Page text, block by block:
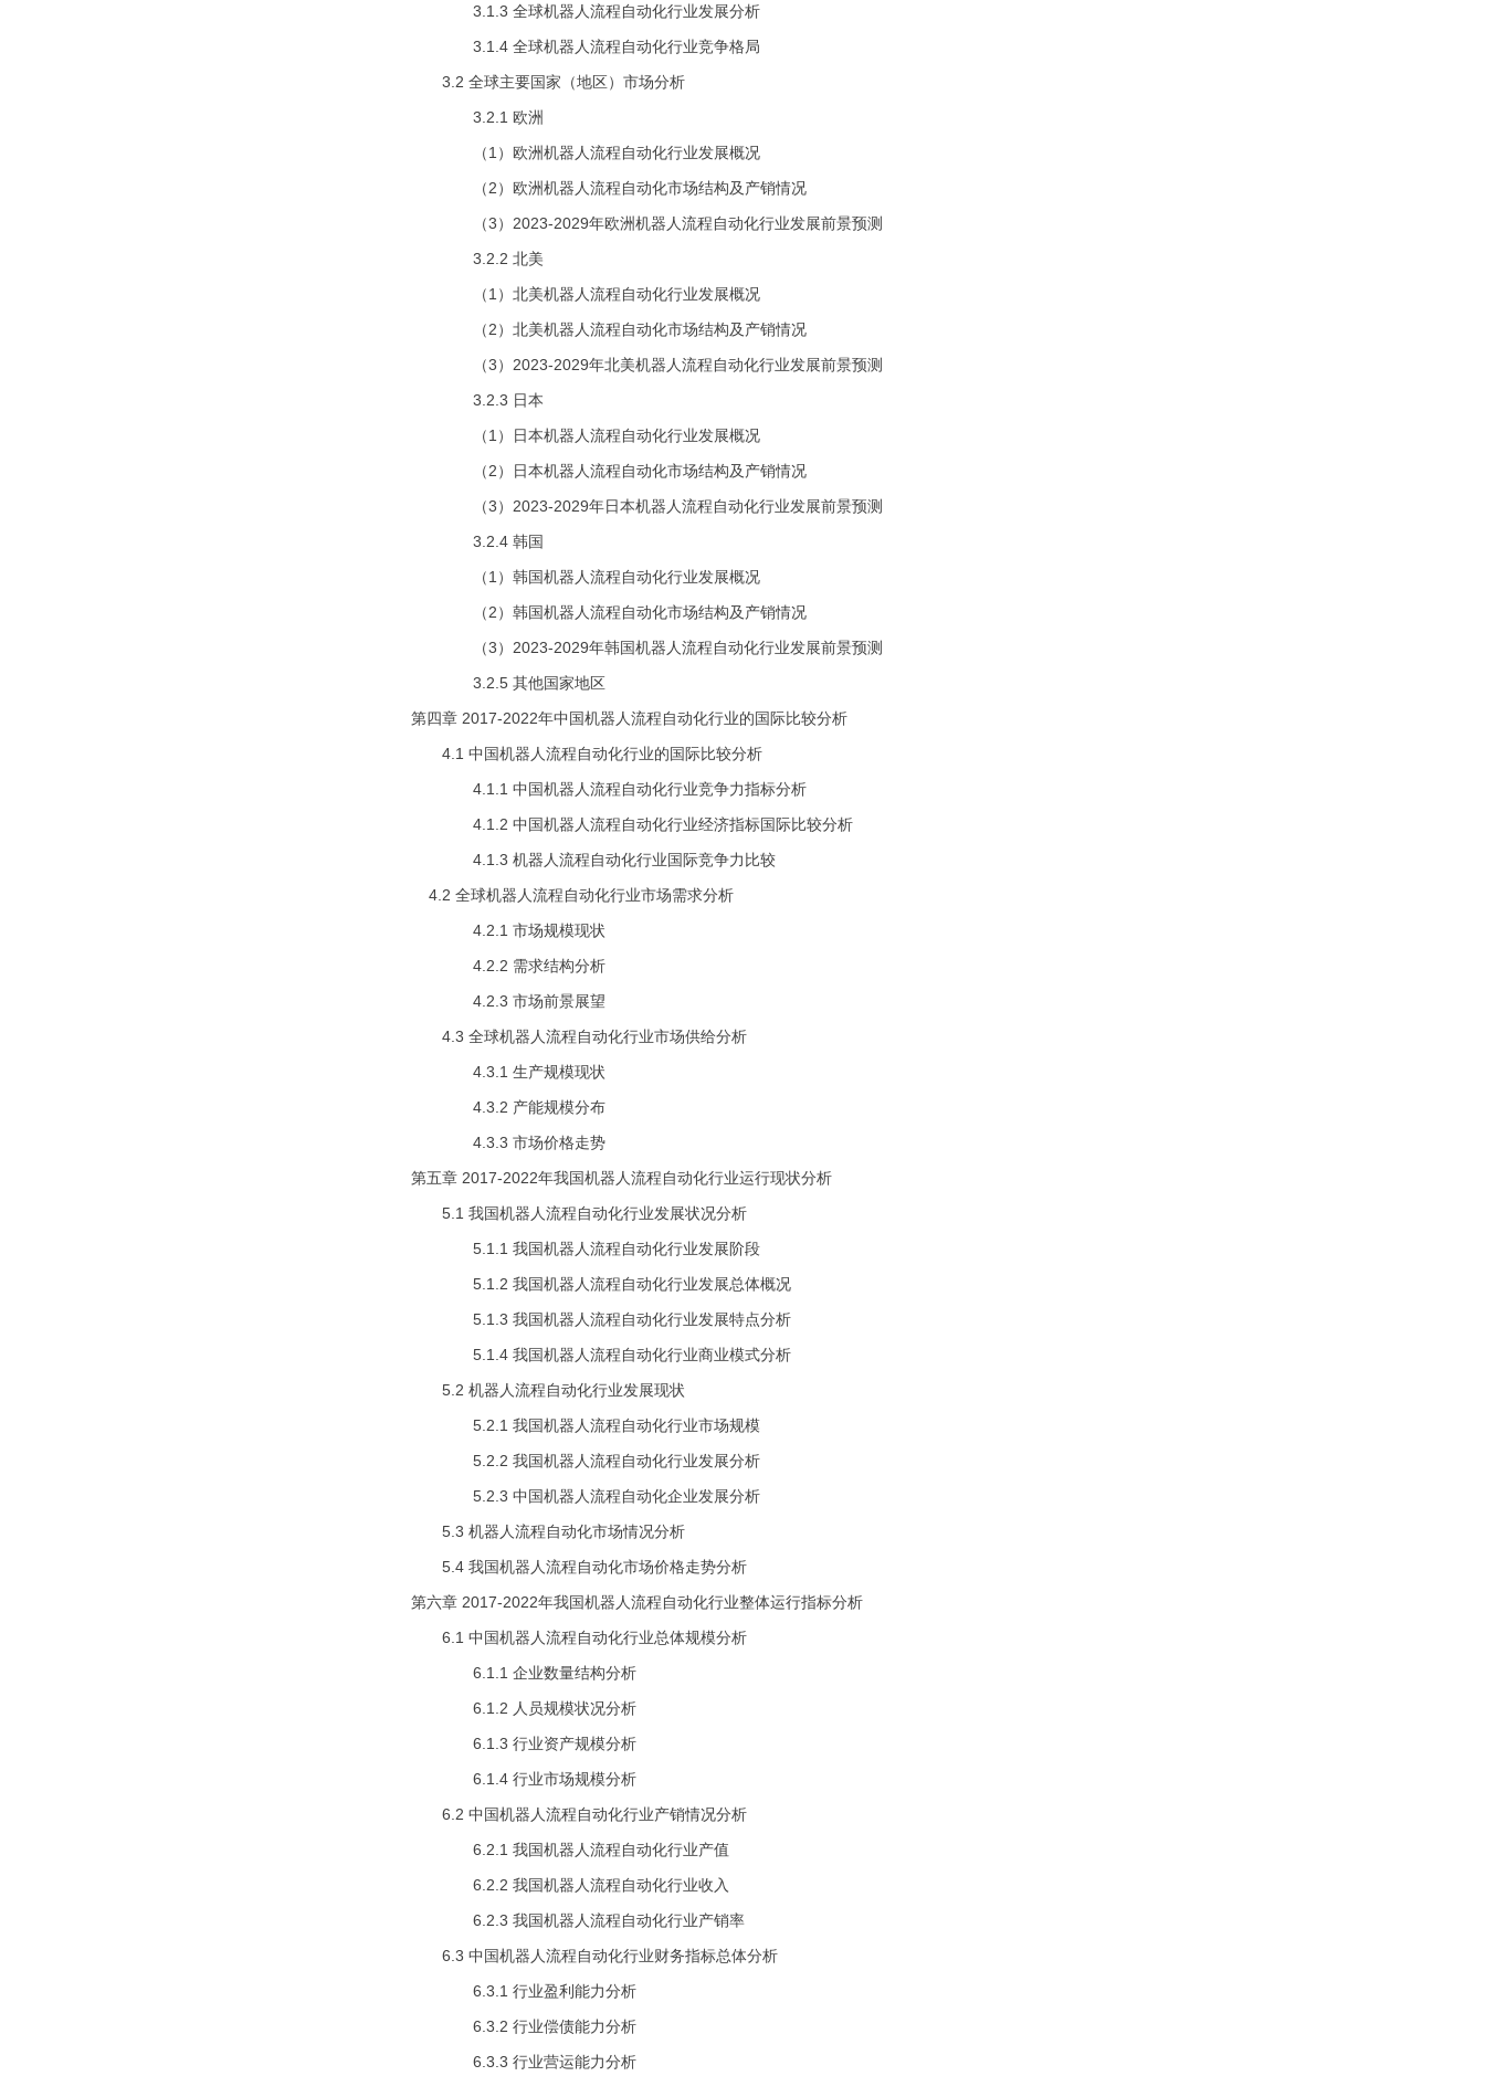
3.1.3 全球机器人流程自动化行业发展分析
3.1.4 全球机器人流程自动化行业竞争格局
3.2 全球主要国家（地区）市场分析
3.2.1 欧洲
（1）欧洲机器人流程自动化行业发展概况
（2）欧洲机器人流程自动化市场结构及产销情况
（3）2023-2029年欧洲机器人流程自动化行业发展前景预测
3.2.2 北美
（1）北美机器人流程自动化行业发展概况
（2）北美机器人流程自动化市场结构及产销情况
（3）2023-2029年北美机器人流程自动化行业发展前景预测
3.2.3 日本
（1）日本机器人流程自动化行业发展概况
（2）日本机器人流程自动化市场结构及产销情况
（3）2023-2029年日本机器人流程自动化行业发展前景预测
3.2.4 韩国
（1）韩国机器人流程自动化行业发展概况
（2）韩国机器人流程自动化市场结构及产销情况
（3）2023-2029年韩国机器人流程自动化行业发展前景预测
3.2.5 其他国家地区
第四章 2017-2022年中国机器人流程自动化行业的国际比较分析
4.1 中国机器人流程自动化行业的国际比较分析
4.1.1 中国机器人流程自动化行业竞争力指标分析
4.1.2 中国机器人流程自动化行业经济指标国际比较分析
4.1.3 机器人流程自动化行业国际竞争力比较
4.2 全球机器人流程自动化行业市场需求分析
4.2.1 市场规模现状
4.2.2 需求结构分析
4.2.3 市场前景展望
4.3 全球机器人流程自动化行业市场供给分析
4.3.1 生产规模现状
4.3.2 产能规模分布
4.3.3 市场价格走势
第五章 2017-2022年我国机器人流程自动化行业运行现状分析
5.1 我国机器人流程自动化行业发展状况分析
5.1.1 我国机器人流程自动化行业发展阶段
5.1.2 我国机器人流程自动化行业发展总体概况
5.1.3 我国机器人流程自动化行业发展特点分析
5.1.4 我国机器人流程自动化行业商业模式分析
5.2 机器人流程自动化行业发展现状
5.2.1 我国机器人流程自动化行业市场规模
5.2.2 我国机器人流程自动化行业发展分析
5.2.3 中国机器人流程自动化企业发展分析
5.3 机器人流程自动化市场情况分析
5.4 我国机器人流程自动化市场价格走势分析
第六章 2017-2022年我国机器人流程自动化行业整体运行指标分析
6.1 中国机器人流程自动化行业总体规模分析
6.1.1 企业数量结构分析
6.1.2 人员规模状况分析
6.1.3 行业资产规模分析
6.1.4 行业市场规模分析
6.2 中国机器人流程自动化行业产销情况分析
6.2.1 我国机器人流程自动化行业产值
6.2.2 我国机器人流程自动化行业收入
6.2.3 我国机器人流程自动化行业产销率
6.3 中国机器人流程自动化行业财务指标总体分析
6.3.1 行业盈利能力分析
6.3.2 行业偿债能力分析
6.3.3 行业营运能力分析